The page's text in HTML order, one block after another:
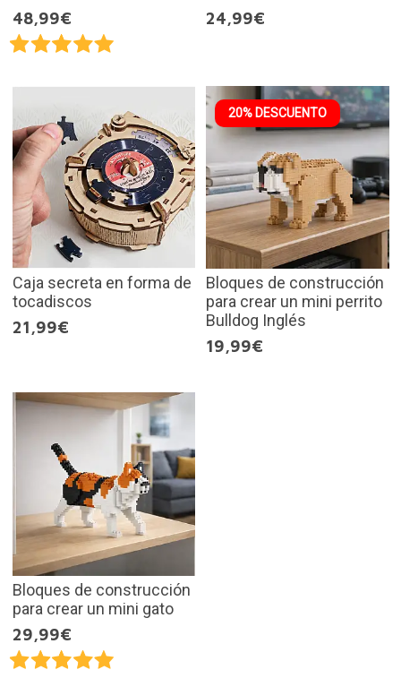
48,99€
24,99€
Caja secreta en forma de
tocadiscos
21,99€
20% DESCUENTO
Bloques de construcción
para crear un mini perrito
Bulldog Inglés
19,99€
Bloques de construcción
para crear un mini gato
29,99€